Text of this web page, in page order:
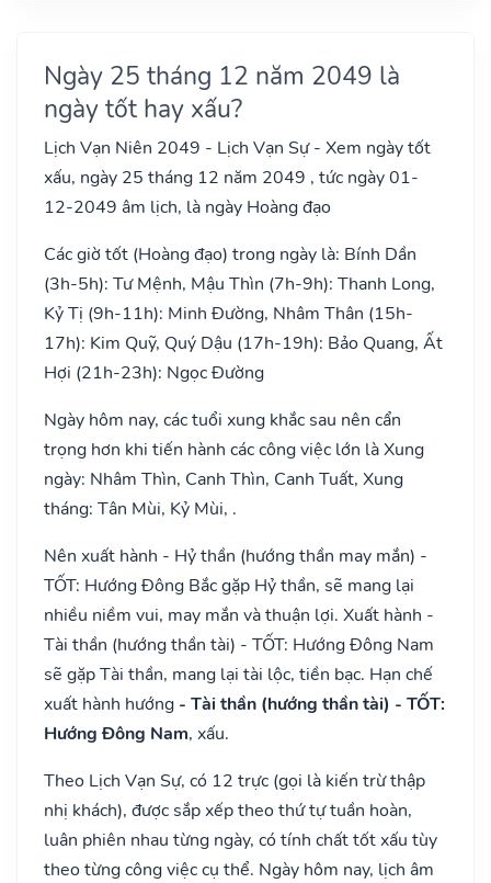
Ngày 25 tháng 12 năm 2049 là
ngày tốt hay xấu?
Lịch Vạn Niên 2049 - Lịch Vạn Sự - Xem ngày tốt
xấu, ngày 25 tháng 12 năm 2049 , tức ngày 01-
12-2049 âm lịch, là ngày Hoàng đạo
Các giờ tốt (Hoàng đạo) trong ngày là: Bính Dần
(3h-5h): Tư Mệnh, Mậu Thìn (7h-9h): Thanh Long,
Kỷ Tị (9h-11h): Minh Đường, Nhâm Thân (15h-
17h): Kim Quỹ, Quý Dậu (17h-19h): Bảo Quang, Ất
Hợi (21h-23h): Ngọc Đường
Ngày hôm nay, các tuổi xung khắc sau nên cẩn
trọng hơn khi tiến hành các công việc lớn là Xung
ngày: Nhâm Thìn, Canh Thìn, Canh Tuất, Xung
tháng: Tân Mùi, Kỷ Mùi, .
Nên xuất hành - Hỷ thần (hướng thần may mắn) -
TỐT: Hướng Đông Bắc gặp Hỷ thần, sẽ mang lại
nhiều niềm vui, may mắn và thuận lợi. Xuất hành -
Tài thần (hướng thần tài) - TỐT: Hướng Đông Nam
sẽ gặp Tài thần, mang lại tài lộc, tiền bạc. Hạn chế
xuất hành hướng - Tài thần (hướng thần tài) - TỐT:
Hướng Đông Nam, xấu.
Theo Lịch Vạn Sự, có 12 trực (gọi là kiến trừ thập
nhị khách), được sắp xếp theo thứ tự tuần hoàn,
luân phiên nhau từng ngày, có tính chất tốt xấu tùy
theo từng công việc cụ thể. Ngày hôm nay, lịch âm